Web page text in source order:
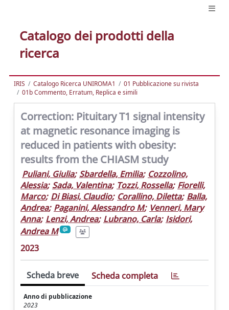
Catalogo dei prodotti della
ricerca
IRIS Catalogo Ricerca UNIROMA1
01 Pubblicazione su rivista
01b Commento, Erratum, Replica e simili
Correction: Pituitary T1 signal intensity
at magnetic resonance imaging is
reduced in patients with obesity:
results from the CHIASM study
Puliani, Giulia; Sbardella, Emilia; Cozzolino,
Alessia; Sada, Valentina; Tozzi, Rossella; Fiorelli,
Marco; Di Biasi, Claudio; Corallino, Diletta; Balla,
Andrea; Paganini, Alessandro M; Venneri, Mary
Anna; Lenzi, Andrea; Lubrano, Carla; Isidori,
Andrea M
2023
Scheda breve Scheda completa
Anno di pubblicazione
2023